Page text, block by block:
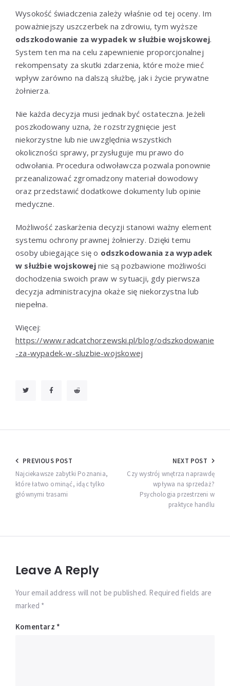
Wysokość świadczenia zależy właśnie od tej oceny. Im
poważniejszy uszczerbek na zdrowiu, tym wyższe
odszkodowanie za wypadek w służbie wojskowej.
System ten ma na celu zapewnienie proporcjonalnej
rekompensaty za skutki zdarzenia, które może mieć
wpływ zarówno na dalszą służbę, jak i życie prywatne
żołnierza.
Nie każda decyzja musi jednak być ostateczna. Jeżeli
poszkodowany uzna, że rozstrzygnięcie jest
niekorzystne lub nie uwzględnia wszystkich
okoliczności sprawy, przysługuje mu prawo do
odwołania. Procedura odwoławcza pozwala ponownie
przeanalizować zgromadzony materiał dowodowy
oraz przedstawić dodatkowe dokumenty lub opinie
medyczne.
Możliwość zaskarżenia decyzji stanowi ważny element
systemu ochrony prawnej żołnierzy. Dzięki temu
osoby ubiegające się o odszkodowania za wypadek
w służbie wojskowejnie są pozbawione możliwości
dochodzenia swoich praw w sytuacji, gdy pierwsza
decyzja administracyjna okaże się niekorzystna lub
niepełna.
Więcej:
https://www.radcatchorzewski.pl/blog/odszkodowanie
-za-wypadek-w-sluzbie-wojskowej
Nawigacja
wpisu
PREVIOUS POST
Najciekawsze zabytki Poznania,
które łatwo ominąć, idąc tylko
głównymi trasami
NEXT POST
Czy wystrój wnętrza naprawdę
wpływa na sprzedaż?
Psychologia przestrzeni w
praktyce handlu
Leave A Reply
Your email address will not be published. Required fields are
marked *
Komentarz *